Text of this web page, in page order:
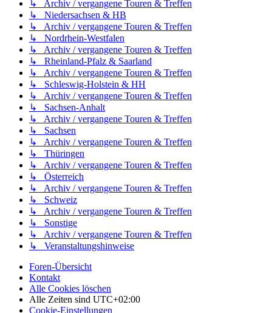
↳ Archiv / vergangene Touren & Treffen
↳ Niedersachsen & HB
↳ Archiv / vergangene Touren & Treffen
↳ Nordrhein-Westfalen
↳ Archiv / vergangene Touren & Treffen
↳ Rheinland-Pfalz & Saarland
↳ Archiv / vergangene Touren & Treffen
↳ Schleswig-Holstein & HH
↳ Archiv / vergangene Touren & Treffen
↳ Sachsen-Anhalt
↳ Archiv / vergangene Touren & Treffen
↳ Sachsen
↳ Archiv / vergangene Touren & Treffen
↳ Thüringen
↳ Archiv / vergangene Touren & Treffen
↳ Österreich
↳ Archiv / vergangene Touren & Treffen
↳ Schweiz
↳ Archiv / vergangene Touren & Treffen
↳ Sonstige
↳ Archiv / vergangene Touren & Treffen
↳ Veranstaltungshinweise
Foren-Übersicht
Kontakt
Alle Cookies löschen
Alle Zeiten sind UTC+02:00
Cookie-Einstellungen